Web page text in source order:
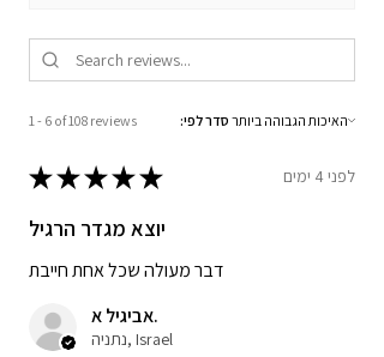
1 - 6 of 108 reviews :סדר לפי
★★★★★ לפני 4 ימים
יוצא מגדר הרגיל
דבר מעולה שכל אחת חייבת
אביגיל א.
נתניה, Israel